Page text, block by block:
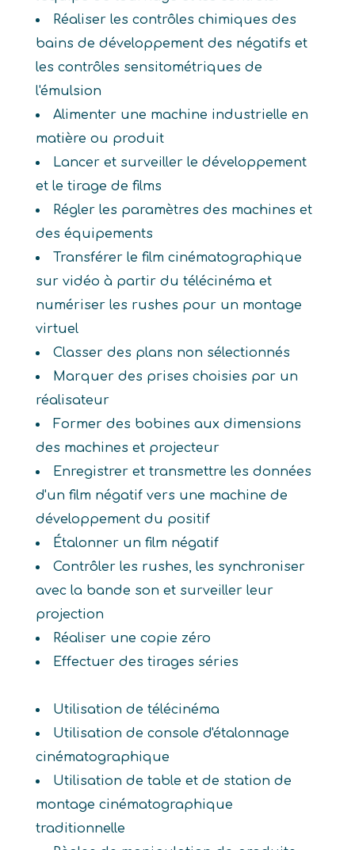
Réaliser les contrôles chimiques des
bains de développement des négatifs et
les contrôles sensitométriques de
l'émulsion
Alimenter une machine industrielle en
matière ou produit
Lancer et surveiller le développement
et le tirage de films
Régler les paramètres des machines et
des équipements
Transférer le film cinématographique
sur vidéo à partir du télécinéma et
numériser les rushes pour un montage
virtuel
Classer des plans non sélectionnés
Marquer des prises choisies par un
réalisateur
Former des bobines aux dimensions
des machines et projecteur
Enregistrer et transmettre les données
d'un film négatif vers une machine de
développement du positif
Étalonner un film négatif
Contrôler les rushes, les synchroniser
avec la bande son et surveiller leur
projection
Réaliser une copie zéro
Effectuer des tirages séries
Utilisation de télécinéma
Utilisation de console d'étalonnage
cinématographique
Utilisation de table et de station de
montage cinématographique
traditionnelle